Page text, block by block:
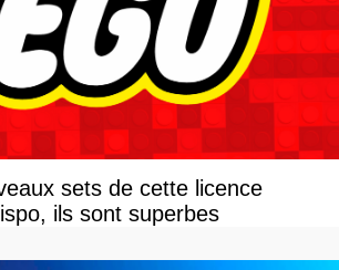
sets de cette licence
ils sont superbes